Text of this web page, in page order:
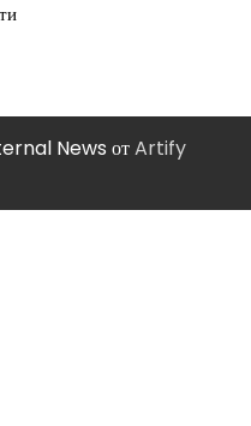
News отArtify